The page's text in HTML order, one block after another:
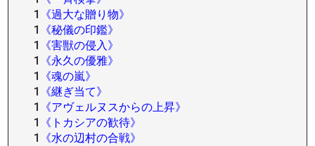
1
《過大な贈り物》
1
《秘儀の印鑑》
1
《害獣の侵入》
1
《永久の優雅》
1
《魂の嵐》
1
《継ぎ当て》
1
《アヴェルヌスからの上昇》
1
《トカシアの歓待》
1
《水の辺村の合戦》